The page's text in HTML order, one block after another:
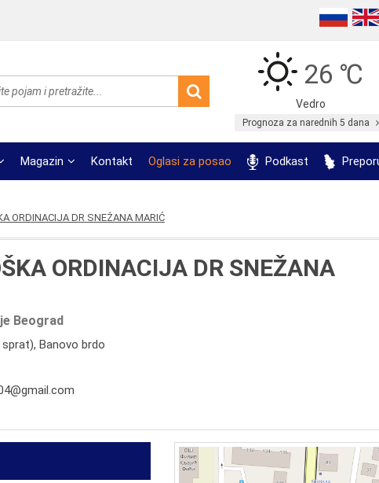
26 ℃
Vedro
Prognoza za narednih 5 dana
Magazin Kontakt Oglasi za posao Podkast
ORDINACIJA DR SNEŽANA MARIĆ
ORDINACIJA DR SNEŽANA
Beograd
Banovo brdo